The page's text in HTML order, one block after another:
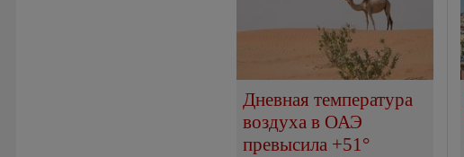
Дневная температура
воздуха в ОАЭ
превысила +51°